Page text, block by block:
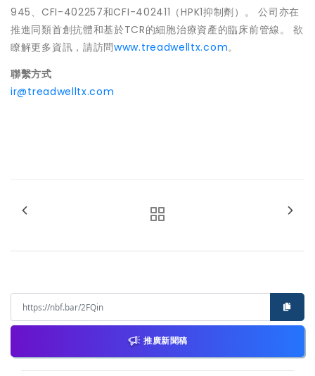
945、CFI-402257和CFI-402411（HPK1抑制劑）。 公司亦在
推進同類首創抗體和基於TCR的細胞治療資產的臨床前管線。 欲
瞭解更多資訊，請訪問www.treadwelltx.com。
聯繫方式
ir@treadwelltx.com
推廣新聞稿